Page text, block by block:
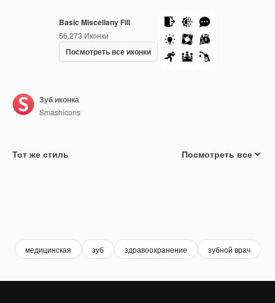
Basic Miscellany Fill
56,273 Иконки
Посмотреть все иконки
Зуб иконка
Smashicons
Тот же стиль Посмотреть все
медицинская зуб здравоохранение зубной врач